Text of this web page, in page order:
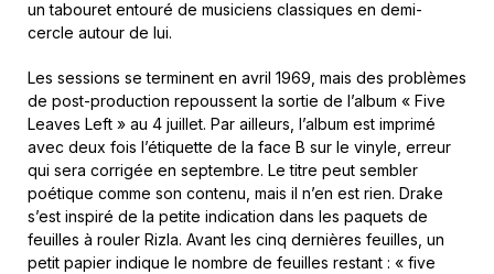
un tabouret entouré de musiciens classiques en demi-
cercle autour de lui.
Les sessions se terminent en avril 1969, mais des problèmes
de post-production repoussent la sortie de l’album « Five
Leaves Left » au 4 juillet. Par ailleurs, l’album est imprimé
avec deux fois l’étiquette de la face B sur le vinyle, erreur
qui sera corrigée en septembre. Le titre peut sembler
poétique comme son contenu, mais il n’en est rien. Drake
s’est inspiré de la petite indication dans les paquets de
feuilles à rouler Rizla. Avant les cinq dernières feuilles, un
petit papier indique le nombre de feuilles restant : « five